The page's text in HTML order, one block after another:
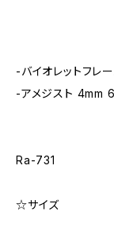
-バイオレットフ
-アメジスト 4mm
Ra-731
☆サイズ